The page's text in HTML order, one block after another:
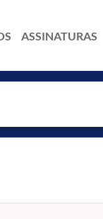
ASSINATURAS